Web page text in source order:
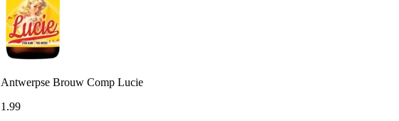
Antwerpse Brouw Comp Lucie
1 .99